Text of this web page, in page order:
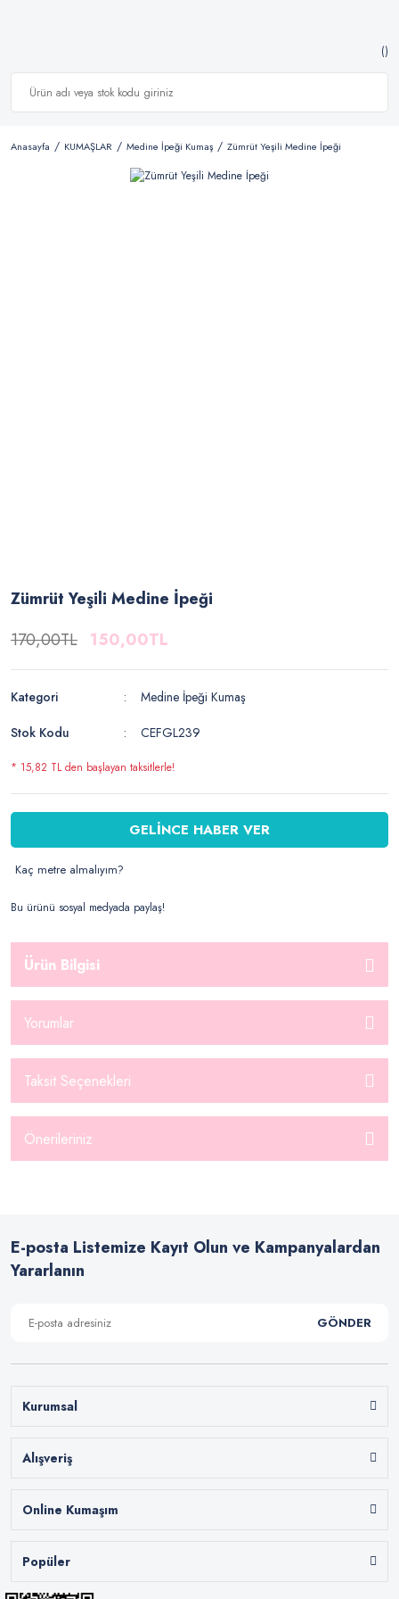
Anasayfa KUMAŞLAR Medine İpeği Kumaş Zümrüt Yeşili Medine İpeği
Zümrüt Yeşili Medine İpeği
170,00TL 150,00TL
Kategori
Medine İpeği Kumaş
Stok Kodu
CEFGL239
* 15,82 TL den başlayan taksitlerle!
GELİNCE HABER VER
Kaç metre almalıyım?
Bu ürünü sosyal medyada paylaş!
Ürün Bilgisi
Yorumlar
Taksit Seçenekleri
Önerileriniz
E-posta Listemize Kayıt Olun ve Kampanyalardan
Yararlanın
GÖNDER
Kurumsal
Alışveriş
Online Kumaşım
Popüler